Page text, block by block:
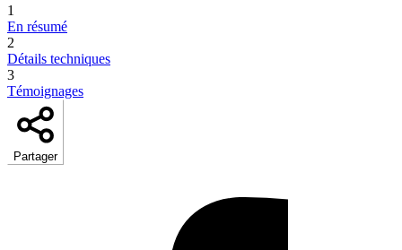
1
En résumé
2
Détails techniques
3
Témoignages
Partager